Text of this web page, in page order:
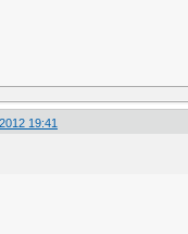
19:41